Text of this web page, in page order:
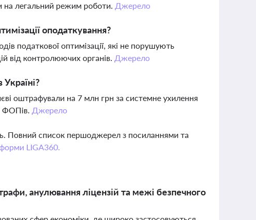
на легальний режим роботи. Джерело
оподаткування?
податкової оптимізації, які не порушують
від контролюючих органів. Джерело
оштрафували на 7 млн грн за системне ухилення
ФОПів. Джерело
Повний список першоджерел з посиланнями та
LIGA360.
анулювання ліцензій та межі безпечного